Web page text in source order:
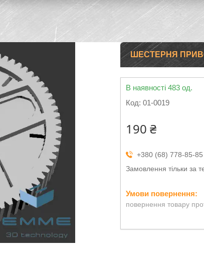
ШЕСТЕРНЯ
В наявності 483 од.
Код: 01-0019
190 ₴
+380 (68) 778-85-85
Замовлення тільки за
повернення товару